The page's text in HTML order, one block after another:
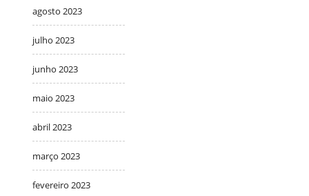
agosto 2023
julho 2023
junho 2023
maio 2023
abril 2023
março 2023
fevereiro 2023